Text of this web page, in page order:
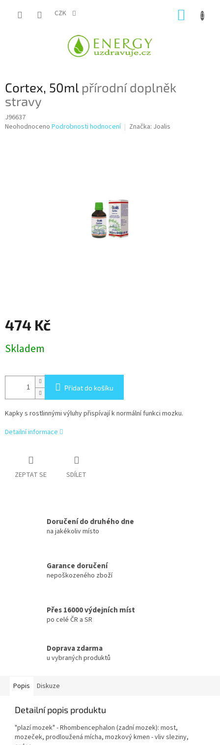
CZK
Cortex, 50ml přírodní doplněk
stravy
J96637
Průměrné
Neohodnoceno Podrobnosti hodnocení Značka: Joalis
474 Kč
cena:
Skladem
Přidat do košíku
Kapky s rostlinnými výluhy přispívají k normální funkci mozku.
Detailní informace
ZEPTAT SE SDÍLET
Doručení do druhého dne
na jakékoliv místo
Garance doručení
nepoškozeného zboží
Přes 16000 výdejních míst
po celé ČR a SR
Doprava zdarma
u vybraných produktů
Popis Diskuze
Detailní popis produktu
"plazí mozek" - Rhombencephalon (zadní mozek): most,
mozeček, prodloužená mícha, mozkový kmen - vliv sleziny,